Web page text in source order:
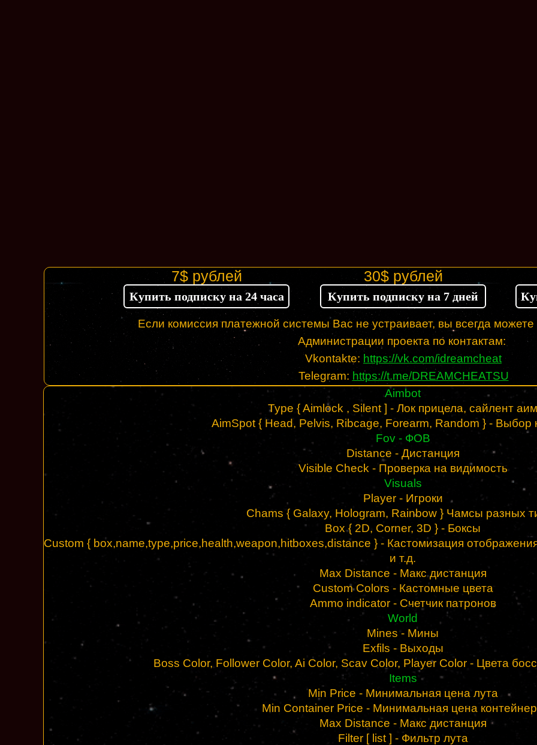
30$ рублей
Купить подписку на 7 дней
Если комиссия платежной системы Вас не устраивает, вы всегда
Администрации проекта по контактам:
Vkontakte: https://vk.com/idreamcheat
Telegram: https://t.me/DREAMCHEATSU
7$ рублей
Купить подписку на 24 часа
Aimbot
Type { Aimlock , Silent ] - Лок прицела, сайлент аим
AimSpot { Head, Pelvis, Ribcage, Forearm, Random } - Выбор
Fov - ФОВ
Distance - Дистанция
Visible Check - Проверка на видимость
Visuals
Player - Игроки
Chams { Galaxy, Hologram, Rainbow } Чамсы разных
Box { 2D, Corner, 3D } - Боксы
Custom { box,name,type,price,health,weapon,hitboxes,distance } - Кастомизация
и т.д.
Max Distance - Макс дистанция
Custom Colors - Кастомные цвета
Ammo indicator - Счетчик патронов
World
Mines - Мины
Exfils - Выходы
Boss Color, Follower Color, Ai Color, Scav Color, Player Color - Цвета
Items
Min Price - Минимальная цена лута
Min Container Price - Минимальная цена
Max Distance - Макс дистанция
Filter [ list ] - Фильтр лута